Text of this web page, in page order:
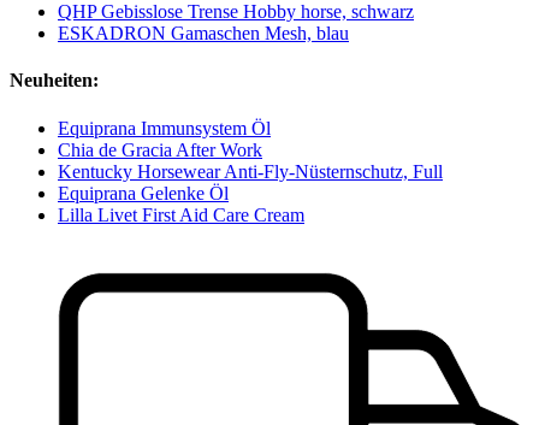
QHP Gebisslose Trense Hobby horse, schwarz
ESKADRON Gamaschen Mesh, blau
Neuheiten:
Equiprana Immunsystem Öl
Chia de Gracia After Work
Kentucky Horsewear Anti-Fly-Nüsternschutz, Full
Equiprana Gelenke Öl
Lilla Livet First Aid Care Cream